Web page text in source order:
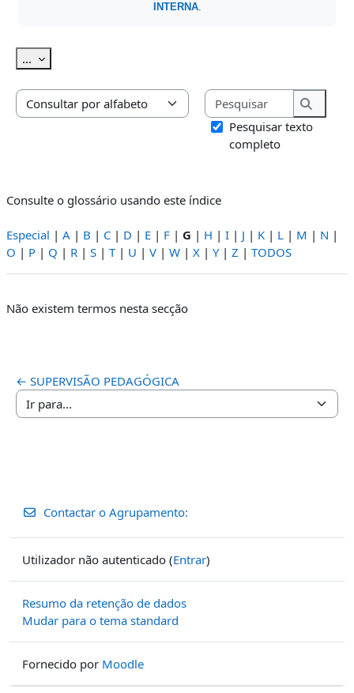
INTERNA.
... Exportar termos
Consulte o glossário usando este índice
Pesquisar
Pesquisar texto
completo
Consulte o glossário usando este índice
Especial | A | B | C | D | E | F | G | H | I | J | K | L | M | N |
O | P | Q | R | S | T| U | V | W | X | Y| Z | TODOS
Não existem termos nesta secção
← SUPERVISÃO PEDAGÓGICA
Ir para...
Contactar o Agrupamento:
Utilizador não autenticado (Entrar)
Resumo da retenção de dados
Mudar para o tema standard
Fornecido por Moodle